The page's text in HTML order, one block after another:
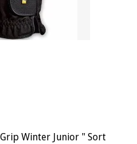
Winter Junior " Sort